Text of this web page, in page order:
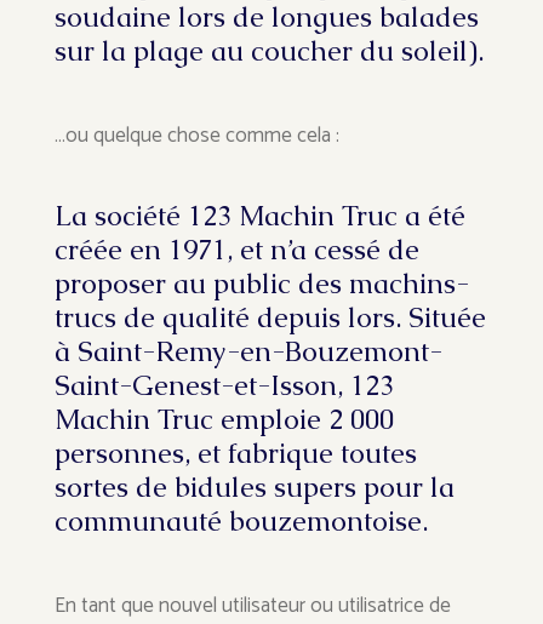
soudaine lors de longues balades
sur la plage au coucher du soleil).
…ou quelque chose comme cela :
La société 123 Machin Truc a été
créée en 1971, et n’a cessé de
proposer au public des machins-
trucs de qualité depuis lors. Située
à Saint-Remy-en-Bouzemont-
Saint-Genest-et-Isson, 123
Machin Truc emploie 2 000
personnes, et fabrique toutes
sortes de bidules supers pour la
communauté bouzemontoise.
En tant que nouvel utilisateur ou utilisatrice de